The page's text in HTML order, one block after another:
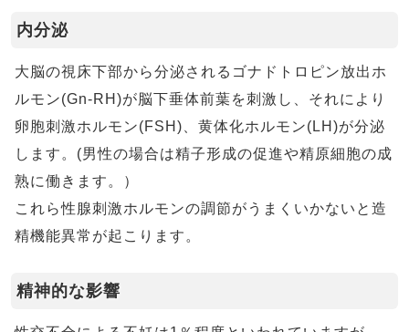
内分泌
大脳の視床下部から分泌されるゴナドトロピン放出ホ
ルモン(Gn-RH)が脳下垂体前葉を刺激し、それにより
卵胞刺激ホルモン(FSH)、黄体化ホルモン(LH)が分泌
します。(男性の場合は精子形成の促進や精原細胞の成
熟に働きます。）
これら性腺刺激ホルモンの調節がうまくいかないと造
精機能異常が起こります。
精神的な影響